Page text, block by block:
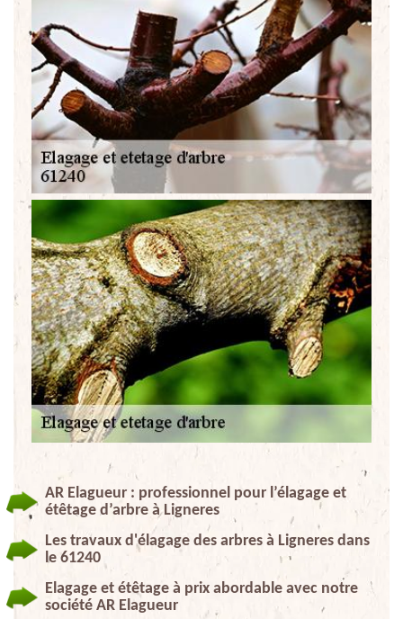
AR Elagueur : professionnel pour l’élagage et
étêtage d’arbre à Ligneres
Les travaux d'élagage des arbres à Ligneres dans
le 61240
Elagage et étêtage à prix abordable avec notre
société AR Elagueur